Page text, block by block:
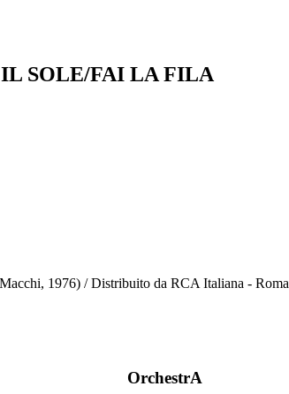
SOLE/FAI LA FILA
1976) / Distribuito da RCA Italiana - Roma
OrchestrA